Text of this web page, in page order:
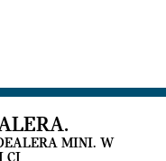
MINI. W